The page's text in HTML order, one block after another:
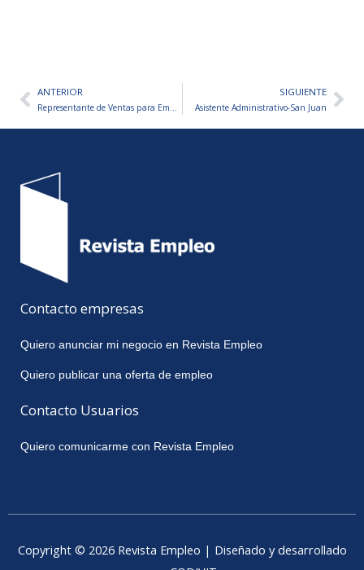
AntANTERIOR
Representante de Ventas para Empresa de Productos Médicos
SIGUIENTE
Asistente Administrativo-San Juan
Contacto empresas
Quiero anunciar mi negocio en Revista Empleo
Quiero publicar una oferta de empleo
Contacto Usuarios
Quiero comunicarme con Revista Empleo
Copyright © 2026 Revista Empleo | Diseñado y desarrollado